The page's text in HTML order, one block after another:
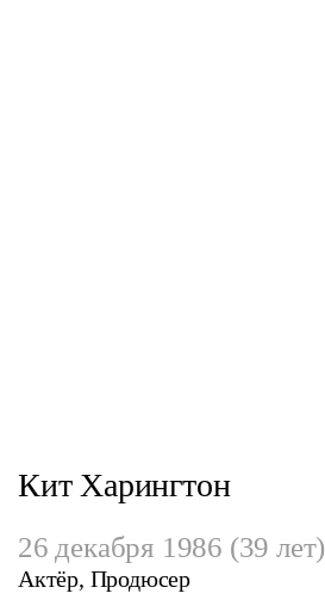
Кит Харингтон
26 декабря 1986 (39 лет)
Актёр, Продюсер